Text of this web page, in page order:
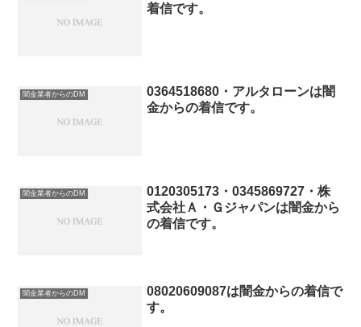
着信です。
闇金業者からのDM
0364518680・アルタローンは闇
金からの着信です。
闇金業者からのDM
0120305173・0345869727・株
式会社Ａ・Ｇジャパンは闇金から
の着信です。
闇金業者からのDM
08020609087は闇金からの着信で
す。